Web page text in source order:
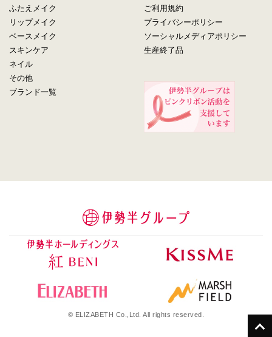
ふたえメイク
リップメイク
ベースメイク
スキンケア
ネイル
その他
ブランド一覧
ご利用規約
プライバシーポリシー
ソーシャルメディアポリシー
生産終了品
© ELIZABETH Co.,Ltd. All rights reserved.